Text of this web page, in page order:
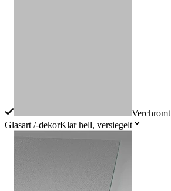
Verchromt
Glasart /-dekorKlar hell, versiegelt